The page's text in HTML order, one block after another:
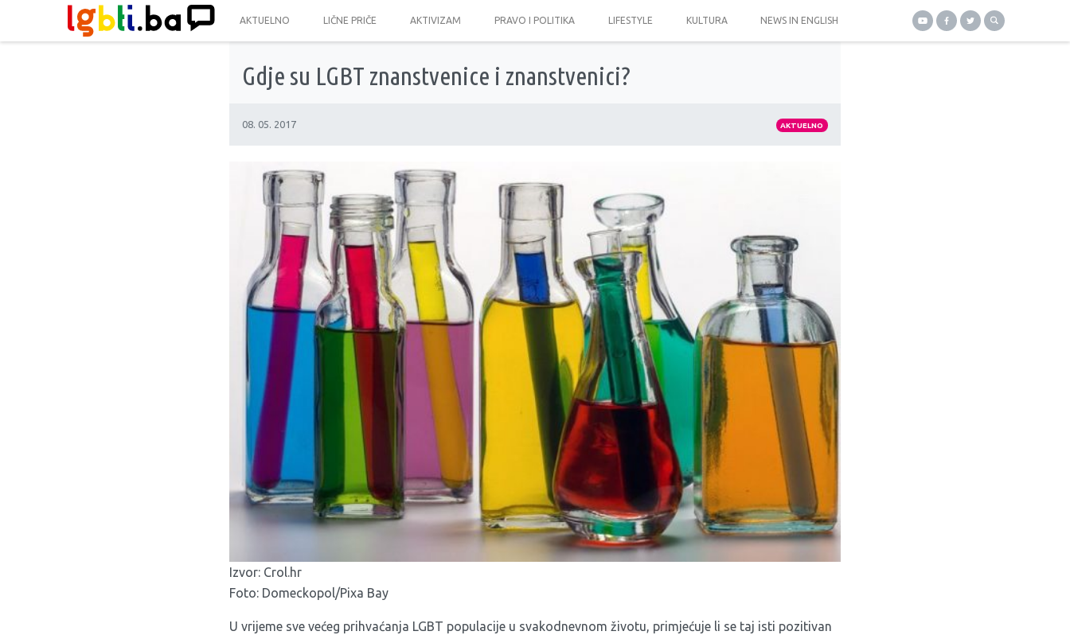
AKTUELNO LIČNE PRIČE AKTIVIZAM PRAVO I POLITIKA LIFESTYLE KULTURA NEWS IN ENGLISH
Gdje su LGBT znanstvenice i znanstvenici?
08. 05. 2017 AKTUELNO
Izvor: Crol.hr
Foto: Domeckopol/Pixa Bay
U vrijeme sve većeg prihvaćanja LGBT populacije u svakodnevnom životu, primjećuje li se taj isti pozitivan